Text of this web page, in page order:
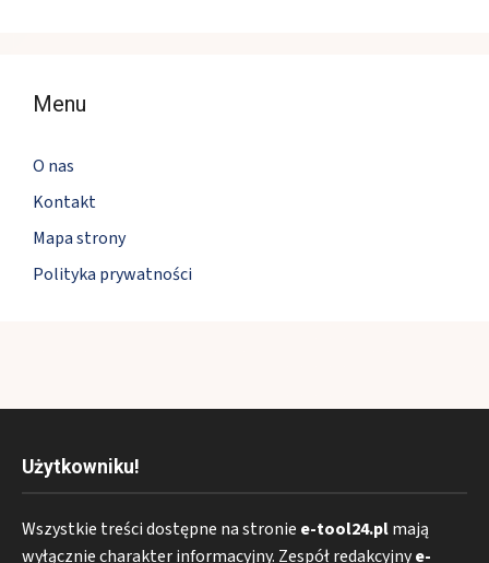
Menu
O nas
Kontakt
Mapa strony
Polityka prywatności
Użytkowniku!
Wszystkie treści dostępne na stronie e-tool24.plmają
wyłącznie charakter informacyjny. Zespół redakcyjnye-